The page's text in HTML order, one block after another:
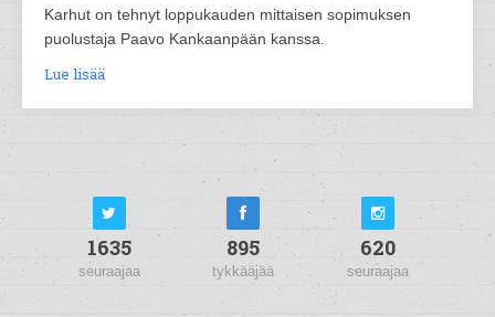
Karhut on tehnyt loppukauden mittaisen sopimuksen
puolustaja Paavo Kankaanpään kanssa.
Lue lisää
1635
seuraajaa
895
tykkääjää
620
seuraajaa